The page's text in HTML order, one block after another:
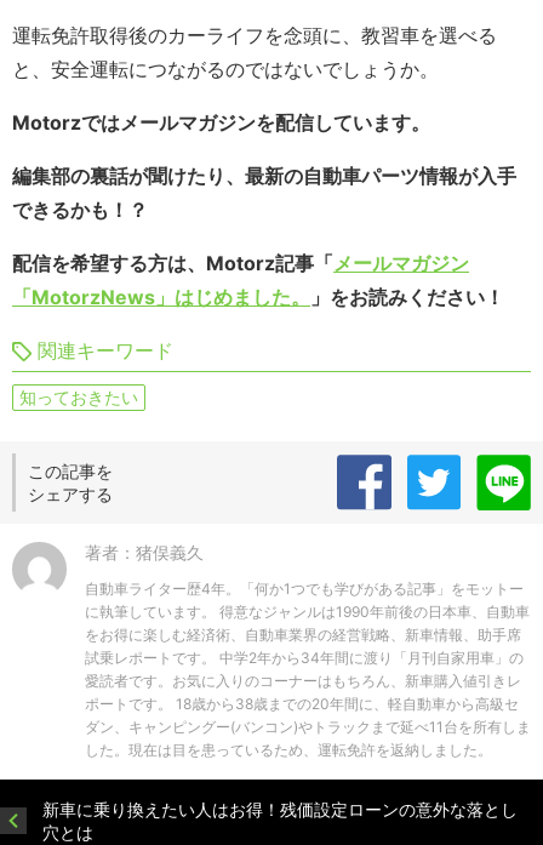
運転免許取得後のカーライフを念頭に、教習車を選べる
と、安全運転につながるのではないでしょうか。
Motorzではメールマガジンを配信しています。
編集部の裏話が聞けたり、最新の自動車パーツ情報が入手
できるかも！？
配信を希望する方は、Motorz記事「メールマガジン
「MotorzNews」はじめました。
」をお読みください！
関連キーワード
知っておきたい
この記事を
シェアする
著者：猪俣義久
自動車ライター歴4年。「何か1つでも学びがある記事」をモットー
に執筆しています。 得意なジャンルは1990年前後の日本車、自動車
をお得に楽しむ経済術、自動車業界の経営戦略、新車情報、助手席
試乗レポートです。 中学2年から34年間に渡り「月刊自家用車」の
愛読者です。お気に入りのコーナーはもちろん、新車購入値引きレ
ポートです。 18歳から38歳までの20年間に、軽自動車から高級セ
ダン、キャンピングー(バンコン)やトラックまで延べ11台を所有しま
した。現在は目を患っているため、運転免許を返納しました。
新車に乗り換えたい人はお得！残価設定ローンの意外な落とし
穴とは